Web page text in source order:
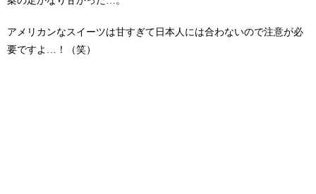
アメリカンなスイーツは甘すぎて日本人には合わないので注意が必
要ですよ…！（笑）